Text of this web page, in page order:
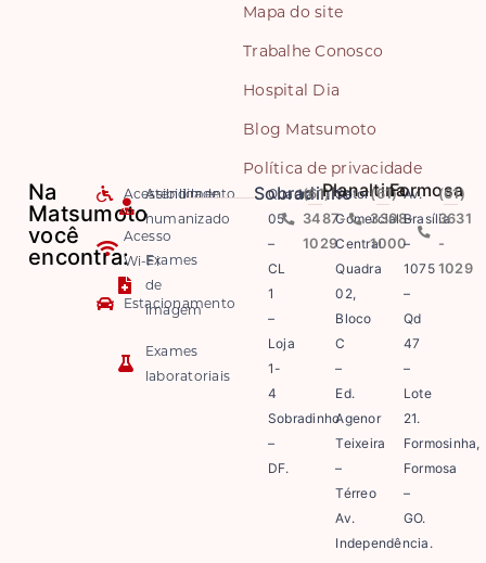
Mapa do site
Trabalhe Conosco
Hospital Dia
Blog Matsumoto
Política de privacidade
Na
Matsumoto
você
encontra:
Acessibilidade
Acesso
Wi-Fi
Estacionamento
Atendimento
humanizado
Exames
de
imagem
Exames
laboratoriais
Sobradinho
Quadra
05
–
CL
1
–
Loja
1-
4
Sobradinho
–
DF.
(61)
3487-
1029
Planaltina
Setor
Comercial
Central
Quadra
02,
Bloco
C
–
Ed.
Agenor
Teixeira
–
Térreo
Av.
Independência.
(61)
3308-
1000
Formosa
Av.
Brasília
–
1075
–
Qd
47
–
Lote
21.
Formosinha,
Formosa
–
GO.
(61)
3631
-
1029